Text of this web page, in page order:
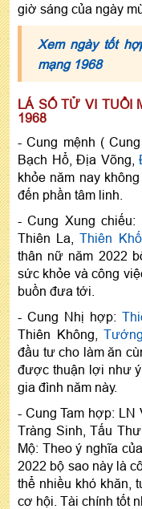
giờ sáng của ngày
Xem ngày tốt
mạng 1968
LÁ SỐ TỬ VI TUỔI
1968
- Cung mệnh (
Bạch Hổ, Địa Võng,
khỏe năm nay
đến phần tâm linh.
- Cung Xung chiếu:
Thiên La,Thiên
thân nữ năm 2022
sức khỏe và công
buồn đưa tới.
- Cung Nhị hợp:
Thiên Không,
đầu tư cho làm ăn
được thuận lợi như
gia đình năm này.
- Cung Tam hợp: LN
Tràng Sinh, Tấu
Mộ: Theo ý nghĩa
2022 bộ sao này là
thể nhiều khó khăn,
cơ hội. Tài chính tốt